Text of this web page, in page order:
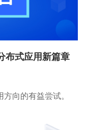
布式应用新篇章
向的有益尝试。